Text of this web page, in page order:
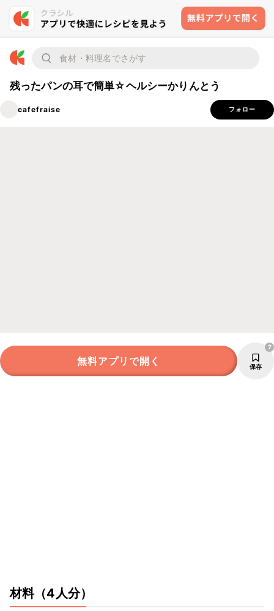
残ったパンの耳で簡単☆ヘルシーかりんとう
cafefraise フォロー
無料アプリで開く 保存
7
材料（4人分）